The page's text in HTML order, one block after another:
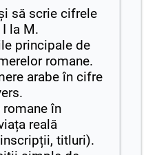
să scrie cifrele
la M.
principale de
romane.
arabe în cifre
în
reală
titluri).